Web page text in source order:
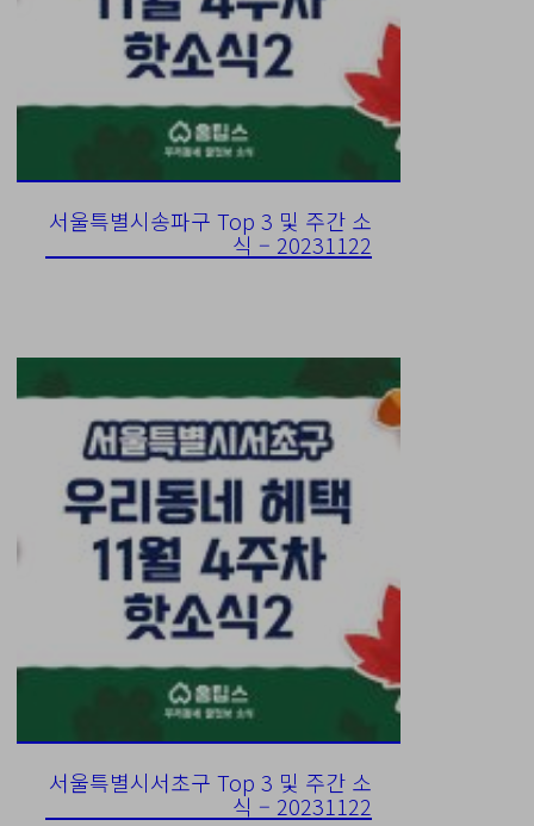
서울특별시송파구 Top 3 및 주간 소
식 – 20231122
서울특별시서초구 Top 3 및 주간 소
식 – 20231122